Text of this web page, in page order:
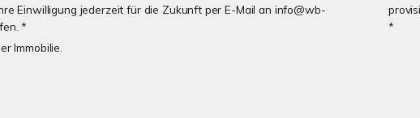
Einwilligung jederzeit für die Zukunft per E-Mail an info@wb-
*
Immobilie.
*